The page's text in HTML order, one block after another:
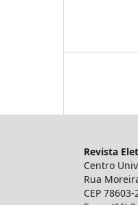
Revista
Centro
Rua
CEP